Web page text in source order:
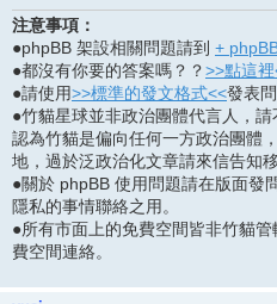
注意事項：
●phpBB 架設相關問題請到 +
●都沒有你要的答案嗎？？>>點這
●請使用>>標準的發文格式<<發表問
●竹貓星球並非政治團體代言人，
認為竹貓是偏向任何一方政治團體
地，過於泛政治化文章請來信告知移
●關於 phpBB 使用問題請在版面發
隱私的事情聯絡之用。
●所有市面上的免費空間皆非竹貓
費空間連絡。